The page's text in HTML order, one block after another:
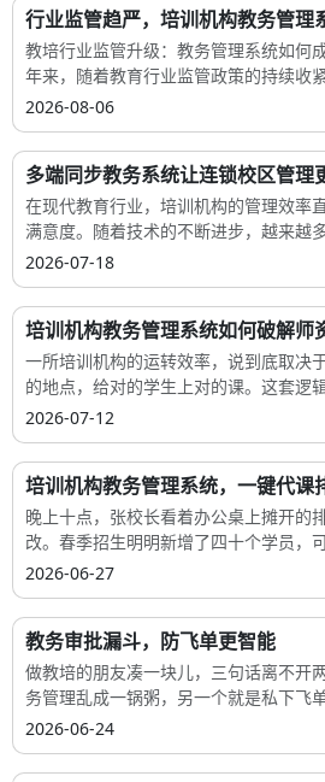
行业监管趋严，培训机构教务管理
教培行业监管升级：教务管理系统如何
年来，随着教育行业监管政策的持续收
2026-08-06
多端同步教务系统让连锁校区管理
在现代教育行业，培训机构的管理效率
满意度。随着技术的不断进步，越来越
2026-07-18
培训机构教务管理系统如何破解师
一所培训机构的运转效率，说到底取决
的地点，给对的学生上对的课。这套逻
2026-07-12
培训机构教务管理系统，一键代课
晚上十点，张校长看着办公桌上摊开的
改。春季招生明明新增了四十个学员，
2026-06-27
教务审批漏斗，防飞单更智能
做教培的朋友凑一块儿，三句话离不开
务管理乱成一锅粥，另一个就是私下飞
2026-06-24